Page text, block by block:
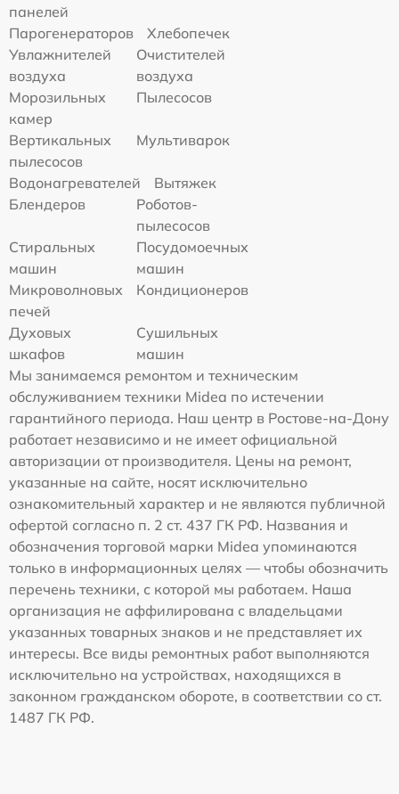
панелей
Парогенераторов
Хлебопечек
Увлажнителей
воздуха
Очистителей
воздуха
Морозильных
камер
Пылесосов
Вертикальных
пылесосов
Мультиварок
Водонагревателей
Вытяжек
Блендеров
Роботов-
пылесосов
Стиральных
машин
Посудомоечных
машин
Микроволновых
печей
Кондиционеров
Духовых
шкафов
Сушильных
машин
Мы занимаемся ремонтом и техническим
обслуживанием техники Midea по истечении
гарантийного периода. Наш центр в Ростове-на-Дону
работает независимо и не имеет официальной
авторизации от производителя. Цены на ремонт,
указанные на сайте, носят исключительно
ознакомительный характер и не являются публичной
офертой согласно п. 2 ст. 437 ГК РФ. Названия и
обозначения торговой марки Midea упоминаются
только в информационных целях — чтобы обозначить
перечень техники, с которой мы работаем. Наша
организация не аффилирована с владельцами
указанных товарных знаков и не представляет их
интересы. Все виды ремонтных работ выполняются
исключительно на устройствах, находящихся в
законном гражданском обороте, в соответствии со ст.
1487 ГК РФ.